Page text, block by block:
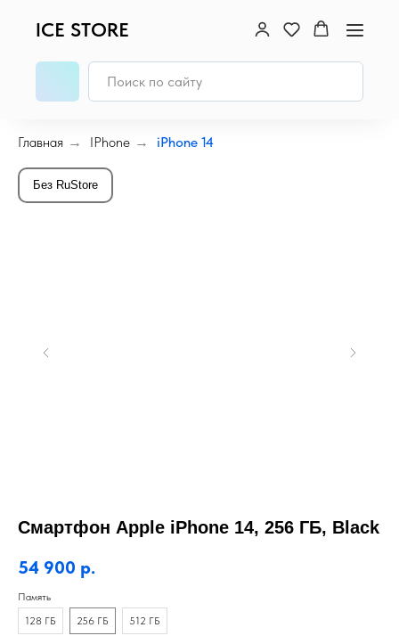
ICE STORE
Главная → IPhone → iPhone 14
Без RuStore
Смартфон Apple iPhone 14, 256 ГБ, Black
54 900 р.
Память
128 ГБ
256 ГБ 512 ГБ